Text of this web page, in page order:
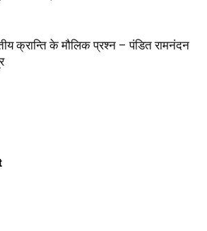
क्रान्ति के मौलिक प्रश्न – पंडित रामनंदन